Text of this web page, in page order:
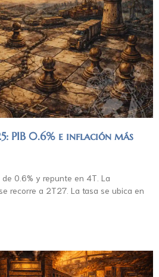
PIB 0.6% e inflación más
0.6% y repunte en 4T. La
recorre a 2T27. La tasa se ubica en